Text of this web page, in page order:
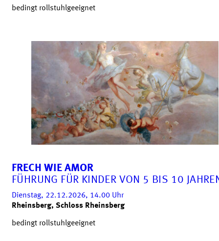
bedingt rollstuhlgeeignet
FRECH WIE AMOR
FÜHRUNG FÜR KINDER VON 5 BIS 10
Dienstag, 22.12.2026, 14.00 Uhr
Rheinsberg, Schloss Rheinsberg
bedingt rollstuhlgeeignet